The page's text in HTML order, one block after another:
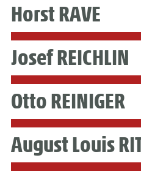
Horst RAVE
Josef REICHLIN
Otto REINIGER
August Louis